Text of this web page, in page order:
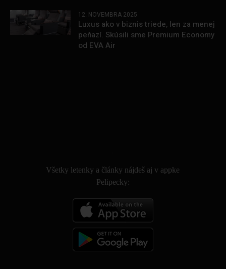
12. NOVEMBRA 2025
Luxus ako v biznis triede, len za menej
peňazí. Skúsili sme Premium Economy
od EVA Air
Všetky letenky a články nájdeš aj v appke
Pelipecky: